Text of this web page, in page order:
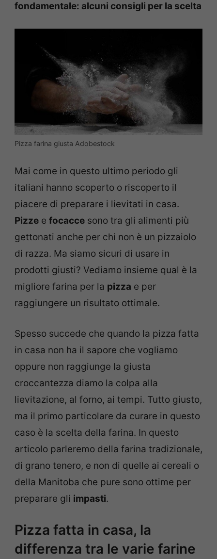
fondamentale: alcuni consigli per la scelta
Pizza farina giusta Adobestock
Mai come in questo ultimo periodo gli
italiani hanno scoperto o riscoperto il
piacere di preparare i lievitati in casa.
Pizze e focacce sono tra gli alimenti più
gettonati anche per chi non è un pizzaiolo
di razza. Ma siamo sicuri di usare in
prodotti giusti? Vediamo insieme qual è la
migliore farina per la pizza e per
raggiungere un risultato ottimale.
Spesso succede che quando la pizza fatta
in casa non ha il sapore che vogliamo
oppure non raggiunge la giusta
croccantezza diamo la colpa alla
lievitazione, al forno, ai tempi. Tutto giusto,
ma il primo particolare da curare in questo
caso è la scelta della farina. In questo
articolo parleremo della farina tradizionale,
di grano tenero, e non di quelle ai cereali o
della Manitoba che pure sono ottime per
preparare gli impasti.
Pizza fatta in casa, la
differenza tra le varie farine